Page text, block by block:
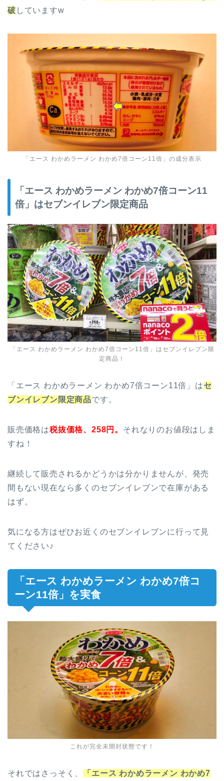
破 していますw
「エース わかめラーメン わかめ7倍コーン11倍」の成分表示
「エース わかめラーメン わかめ7倍コーン11
倍」はセブンイレブン限定商品
「エース わかめラーメン わかめ7倍コーン11倍」はセブンイレブン限
定商品！
「エース わかめラーメン わかめ7倍コーン11倍」はセ
ブンイレブン限定商品です。
販売価格は税抜価格、258円。 それなりのお値段はしま
すね！
継続して販売されるかどうかは分かりませんが、発売
間もない現在なら多くのセブンイレブンで在庫がある
はず。
気になる方はぜひお近くのセブンイレブンに行って見
てください♪
「エース わかめラーメン わかめ7倍コ
ーン11倍」を実食
これが完全未開封状態です！
それではさっそく、
「エース わかめラーメン わかめ7